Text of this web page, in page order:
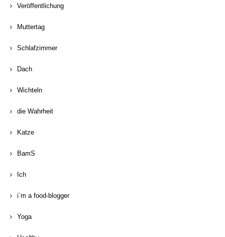
Veröffentlichung
Muttertag
Schlafzimmer
Dach
Wichteln
die Wahrheit
Katze
BamS
Ich
i´m a food-blogger
Yoga